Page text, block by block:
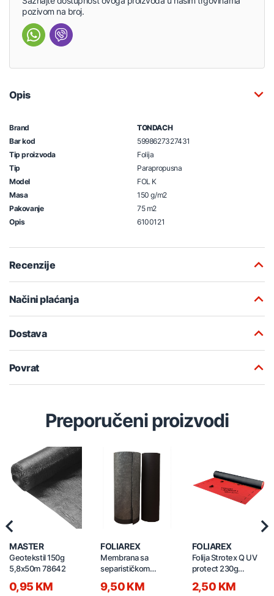
pozivom na broj.
Opis
Brand
TONDACH
Bar kod
5998627327431
Tip proizvoda
Folija
Tip
Parapropusna
Model
FOL K
Masa
150 g/m2
Pakovanje
75 m2
Opis
6100121
Recenzije
Načini plaćanja
Dostava
Povrat
Preporučeni proizvodi
MASTER
Geotekstil 150g
5,8x50m 78642
0,95 KM
FOLIAREX
Membrana sa
separističkom
(37,5m2 )
9,50 KM
FOLIAREX
Folija Strotex Q UV
protect 230g
2,50 KM